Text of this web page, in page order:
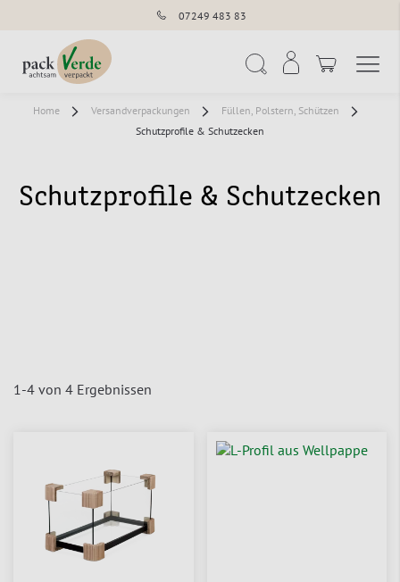
07249 483 83
Home Versandverpackungen
Füllen, Polstern, Schützen
Schutzprofile & Schutzecken
Schutzprofile & Schutzecken
1 -4 von 4 Ergebnissen